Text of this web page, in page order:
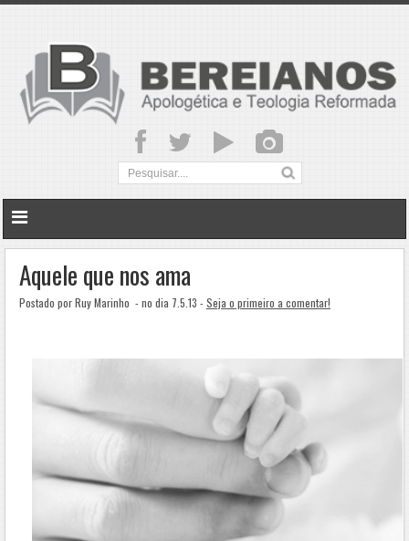
Aquele que nos ama
Postado por Ruy Marinho - no dia 7.5.13 -Seja o primeiro a comentar!